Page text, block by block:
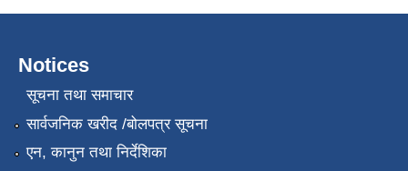
Notices
सूचना तथा समाचार
सार्वजनिक खरीद /बोलपत्र सूचना
एन, कानुन तथा निर्देशिका